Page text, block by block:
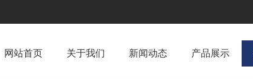
网站首页 关于我们 新闻动态 产品展示